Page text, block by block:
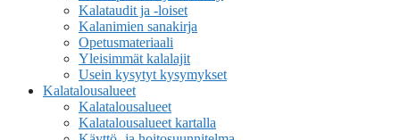
Kalataudit ja -loiset
Kalanimien sanakirja
Opetusmateriaali
Yleisimmät kalalajit
Usein kysytyt kysymykset
Kalatalousalueet
Kalatalousalueet
Kalatalousalueet kartalla